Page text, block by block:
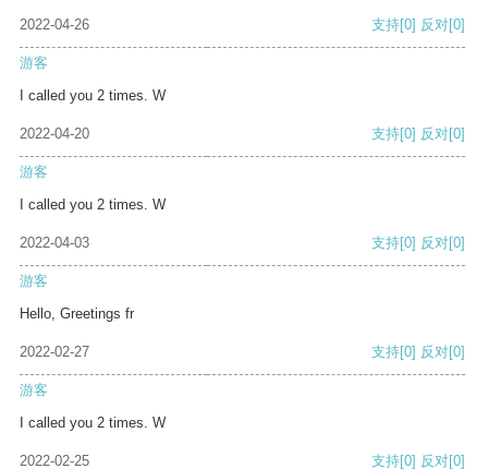
2022-04-26 支持[0] 反对[0]
游客
I called you 2 times. W
2022-04-20 支持[0] 反对[0]
游客
I called you 2 times. W
2022-04-03 支持[0] 反对[0]
游客
Hello, Greetings fr
2022-02-27 支持[0] 反对[0]
游客
I called you 2 times. W
2022-02-25 支持[0] 反对[0]